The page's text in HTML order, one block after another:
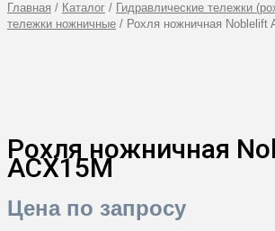
Главная / Каталог / Гидравлические тележки
тележки ножничные / Рохля ножничная Noblelift
Рохля ножничная
ACX15M
Цена по запросу